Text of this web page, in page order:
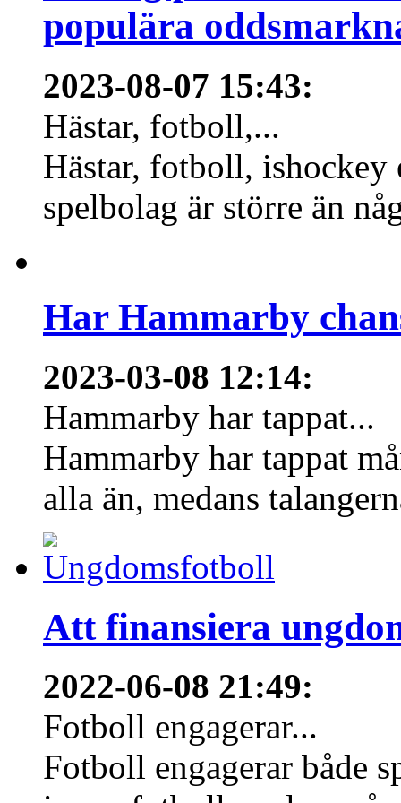
populära
2023-08-07 15:43:
Hästar, fotboll,...
Hästar, fotboll,
spelbolag är större än
Har Hammarby
2023-03-08 12:14:
Hammarby har tappat...
Hammarby har tappat
alla än, medans
Att finansiera
2022-06-08 21:49:
Fotboll engagerar...
Fotboll engagerar både